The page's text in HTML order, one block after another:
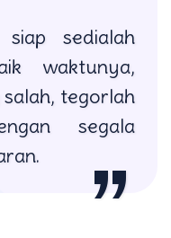
sedialah
waktunya,
tegorlah
segala